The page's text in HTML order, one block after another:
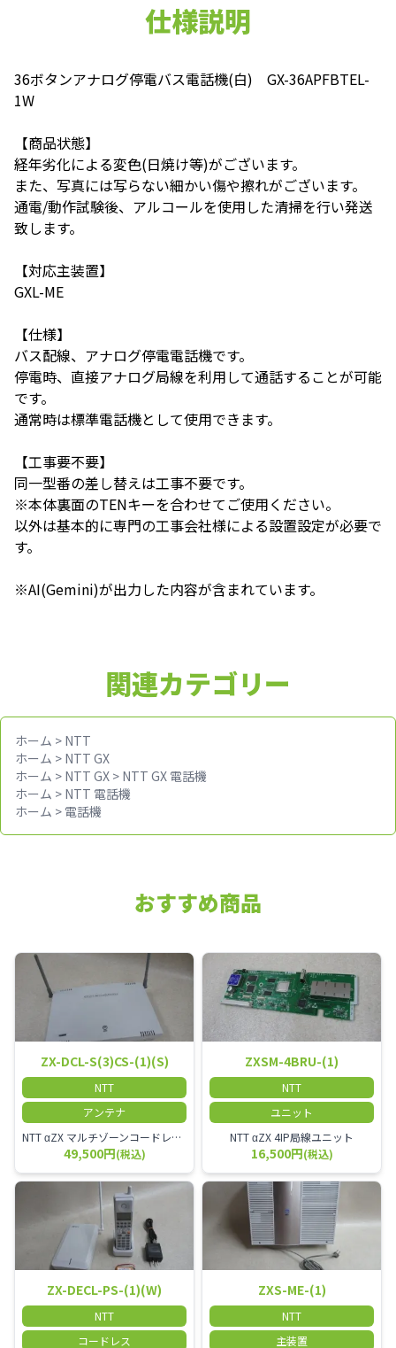
仕様説明
36ボタンアナログ停電バス電話機(白) GX-36APFBTEL-
1W
【商品状態】
経年劣化による変色(日焼け等)がございます。
また、写真には写らない細かい傷や擦れがございます。
通電/動作試験後、アルコールを使用した清掃を行い発送
致します。
【対応主装置】
GXL-ME
【仕様】
バス配線、アナログ停電電話機です。
停電時、直接アナログ局線を利用して通話することが可能
です。
通常時は標準電話機として使用できます。
【工事要不要】
同一型番の差し替えは工事不要です。
※本体裏面のTENキーを合わせてご使用ください。
以外は基本的に専門の工事会社様による設置設定が必要で
す。
※AI(Gemini)が出力した内容が含まれています。
関連カテゴリー
ホーム > NTT
ホーム > NTT GX
ホーム > NTT GX > NTT GX 電話機
ホーム > NTT 電話機
ホーム > 電話機
おすすめ商品
ZX-DCL-S(3)CS-(1)(S)
NTT
アンテナ
NTT αZX マルチゾーンコードレススター増設アンテナ
49,500円(税込)
ZXSM-4BRU-(1)
NTT
ユニット
NTT αZX 4IP局線ユニット
16,500円(税込)
ZX-DECL-PS-(1)(W)
NTT
コードレス
ZXS-ME-(1)
NTT
主装置